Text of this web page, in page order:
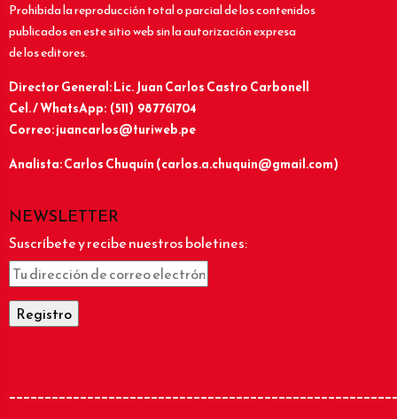
Prohibida la reproducción total o parcial de los contenidos
publicados en este sitio web sin la autorización expresa
de los editores.
Director General: Lic.Juan Carlos Castro Carbonell
Cel. / WhatsApp: (511) 987761704
Correo: juancarlos@turiweb.pe
Analista: Carlos Chuquín (carlos.a.chuquin@gmail.com)
NEWSLETTER
Suscríbete y recibe nuestros boletines: